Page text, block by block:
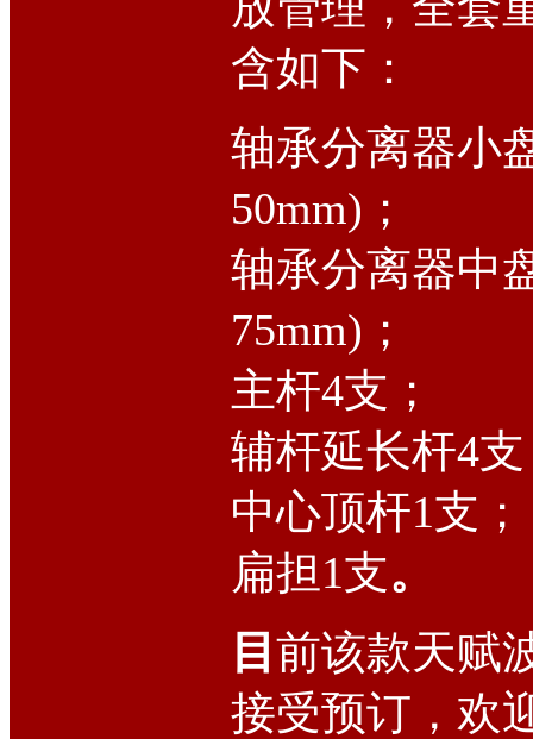
含如下：
轴承分离器小
50mm)；
轴承分离器中
75mm)；
主杆4支；
辅杆延长杆4
中心顶杆1支；
扁担1支。
目 前该款天赋
接受预订，欢